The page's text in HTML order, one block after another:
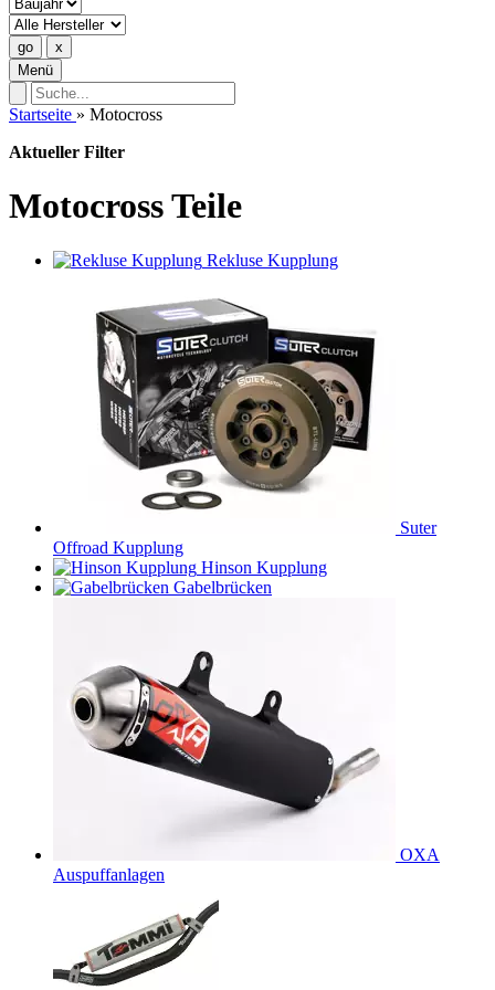
Menü
Startseite » Motocross
Aktueller Filter
Motocross Teile
Rekluse Kupplung
Suter
Offroad Kupplung
Hinson Kupplung
Gabelbrücken
OXA
Auspuffanlagen